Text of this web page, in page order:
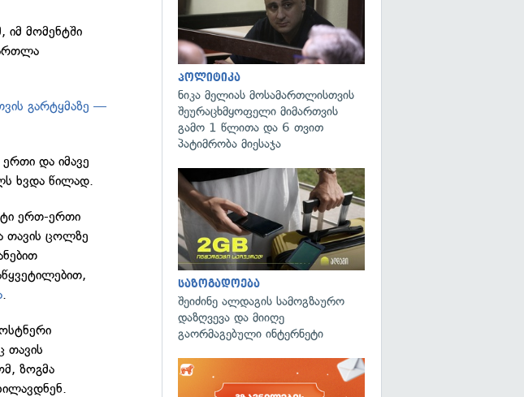
იმ მომენტში
გარტყმაზე —
და იმავე
ხვდა წილად.
ერთ-ერთი
თავის ცოლზე
.
თავის
ზოგმა
პოლიტიკა
ნიკა მელიას მოსამართლისთვის
შეურაცხმყოფელი მიმართვის
გამო 1 წლითა და 6 თვით
პატიმრობა მიესაჯა
საზოგადოება
შეიძინე ალდაგის სამოგზაურო
დაზღვევა და მიიღე
გაორმაგებული ინტერნეტი